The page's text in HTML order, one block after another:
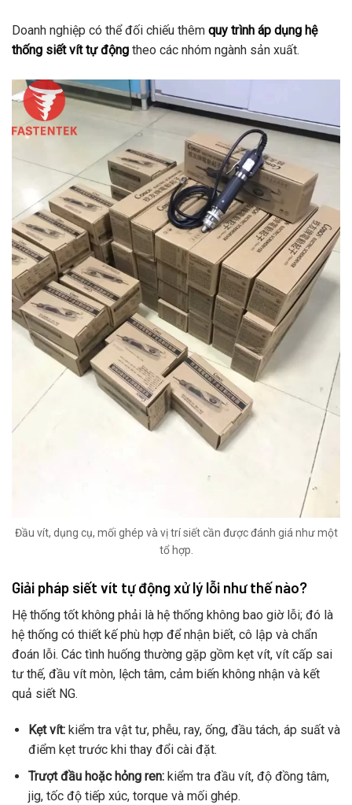
Doanh nghiệp có thể đối chiếu thêm quy trình áp dụng hệ
thống siết vít tự động theo các nhóm ngành sản xuất.
Đầu vít, dụng cụ, mối ghép và vị trí siết cần được đánh giá như một
tổ hợp.
Giải pháp siết vít tự động xử lý lỗi như thế nào?
Hệ thống tốt không phải là hệ thống không bao giờ lỗi; đó là
hệ thống có thiết kế phù hợp để nhận biết, cô lập và chẩn
đoán lỗi. Các tình huống thường gặp gồm kẹt vít, vít cấp sai
tư thế, đầu vít mòn, lệch tâm, cảm biến không nhận và kết
quả siết NG.
Kẹt vít:kiểm tra vật tư, phễu, ray, ống, đầu tách, áp suất và
điểm kẹt trước khi thay đổi cài đặt.
Trượt đầu hoặc hỏng ren:kiểm tra đầu vít, độ đồng tâm,
jig, tốc độ tiếp xúc, torque và mối ghép.